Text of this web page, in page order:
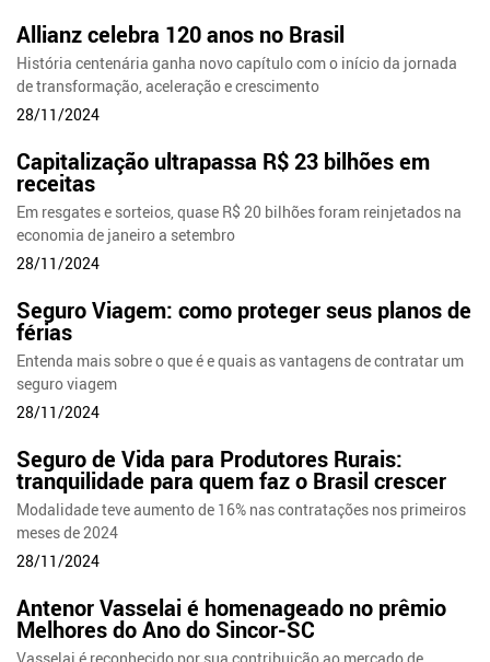
Allianz celebra 120 anos no Brasil
História centenária ganha novo capítulo com o início da jornada
de transformação, aceleração e crescimento
28/11/2024
Capitalização ultrapassa R$ 23 bilhões em
receitas
Em resgates e sorteios, quase R$ 20 bilhões foram reinjetados na
economia de janeiro a setembro
28/11/2024
Seguro Viagem: como proteger seus planos de
férias
Entenda mais sobre o que é e quais as vantagens de contratar um
seguro viagem
28/11/2024
Seguro de Vida para Produtores Rurais:
tranquilidade para quem faz o Brasil crescer
Modalidade teve aumento de 16% nas contratações nos primeiros
meses de 2024
28/11/2024
Antenor Vasselai é homenageado no prêmio
Melhores do Ano do Sincor-SC